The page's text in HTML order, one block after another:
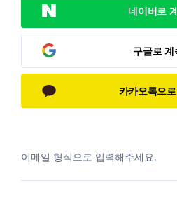
네이버로
구글로 계
카카오톡으
이메일 형식으로 입력해주세요.